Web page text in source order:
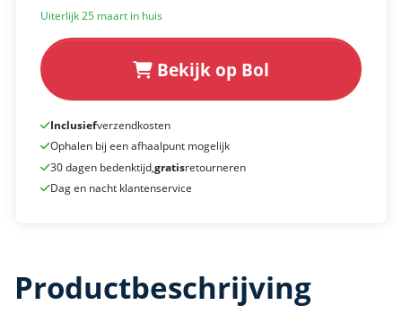
Uiterlijk 25 maart in huis
Bekijk op Bol
Inclusiefverzendkosten
Ophalen bij een afhaalpunt mogelijk
30 dagen bedenktijd,gratisretourneren
Dag en nacht klantenservice
Productbeschrijving